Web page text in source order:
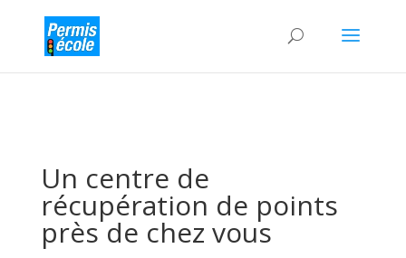
Un centre de
récupération de points
près de chez vous